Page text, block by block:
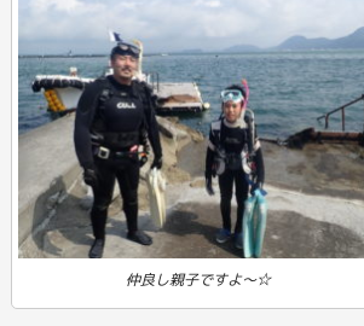
仲良し親子ですよ～☆